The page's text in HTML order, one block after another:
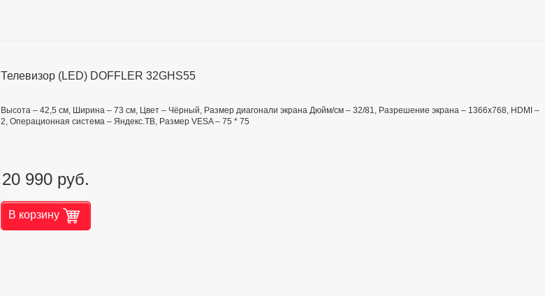
Телевизор (LED) DOFFLER 32GHS55
Высота – 42,5 см, Ширина – 73 см, Цвет – Чёрный, Размер диагонали экрана Дюйм/см – 32/81, Разрешение экрана – 1366x768, HDMI –
2, Операционная система – Яндекс.ТВ, Размер VESA – 75 * 75
20 990 руб.
В корзину